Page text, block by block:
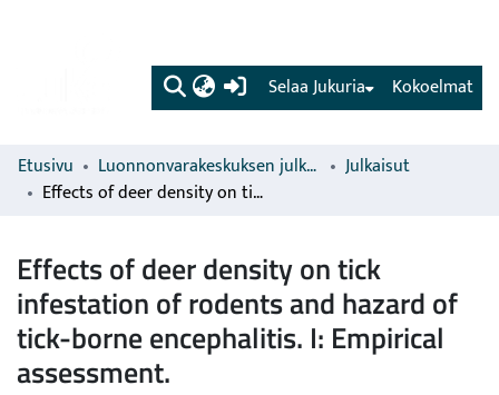
(current) Kokoelmat
Selaa Jukuria
Etusivu Luonnonvarakeskuksen julkaisut
Julkaisut
Effects of deer density on tick infestation of rodents and hazard of tick-borne encephalitis. I: Empirical assessment.
Effects of deer density on tick
infestation of rodents and hazard of
tick-borne encephalitis. I: Empirical
assessment.